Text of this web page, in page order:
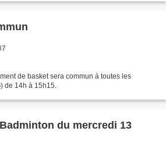
de basket sera commun à toutes les
de 14h à 15h15.
du mercredi 13